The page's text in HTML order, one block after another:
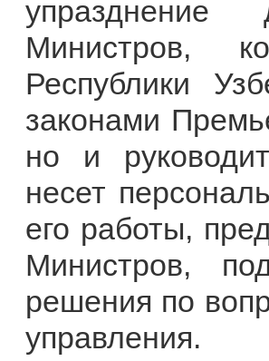
упразднение
Министров,
Республики
законами
но и
несет
его работы,
Министров,
решения по
управления.